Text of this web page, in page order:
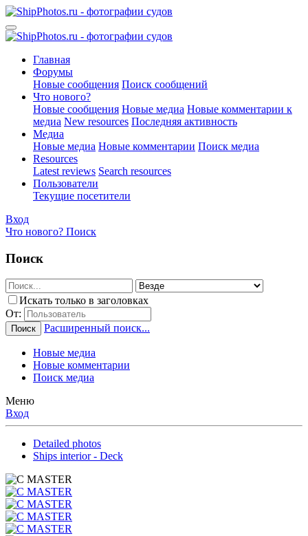
Главная
Форумы
Новые сообщения Поиск сообщений
Что нового?
Новые сообщения Новые медиа Новые комментарии к
медиа New resources Последняя активность
Медиа
Новые медиа Новые комментарии Поиск медиа
Resources
Latest reviews Search resources
Пользователи
Текущие посетители
Вход
Что нового? Поиск
Поиск
Искать только в заголовках
От:
Поиск Расширенный поиск...
Новые медиа
Новые комментарии
Поиск медиа
Меню
Вход
Detailed photos
Ships interior - Deck